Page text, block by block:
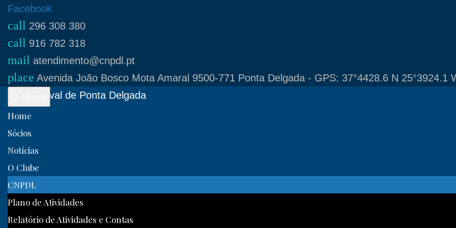
Skip
content
Facebook
call 296 308 380
call 916 782 318
mail atendimento@cnpdl.pt
place Avenida João Bosco Mota Amaral 9500-771 Ponta Delgada - GPS: 37°4428.6 N 25°3924.1
Clube Naval de Ponta Delgada
Home
Sócios
Notícias
O Clube
CNPDL
Plano de Atividades
Relatório de Atividades e Contas